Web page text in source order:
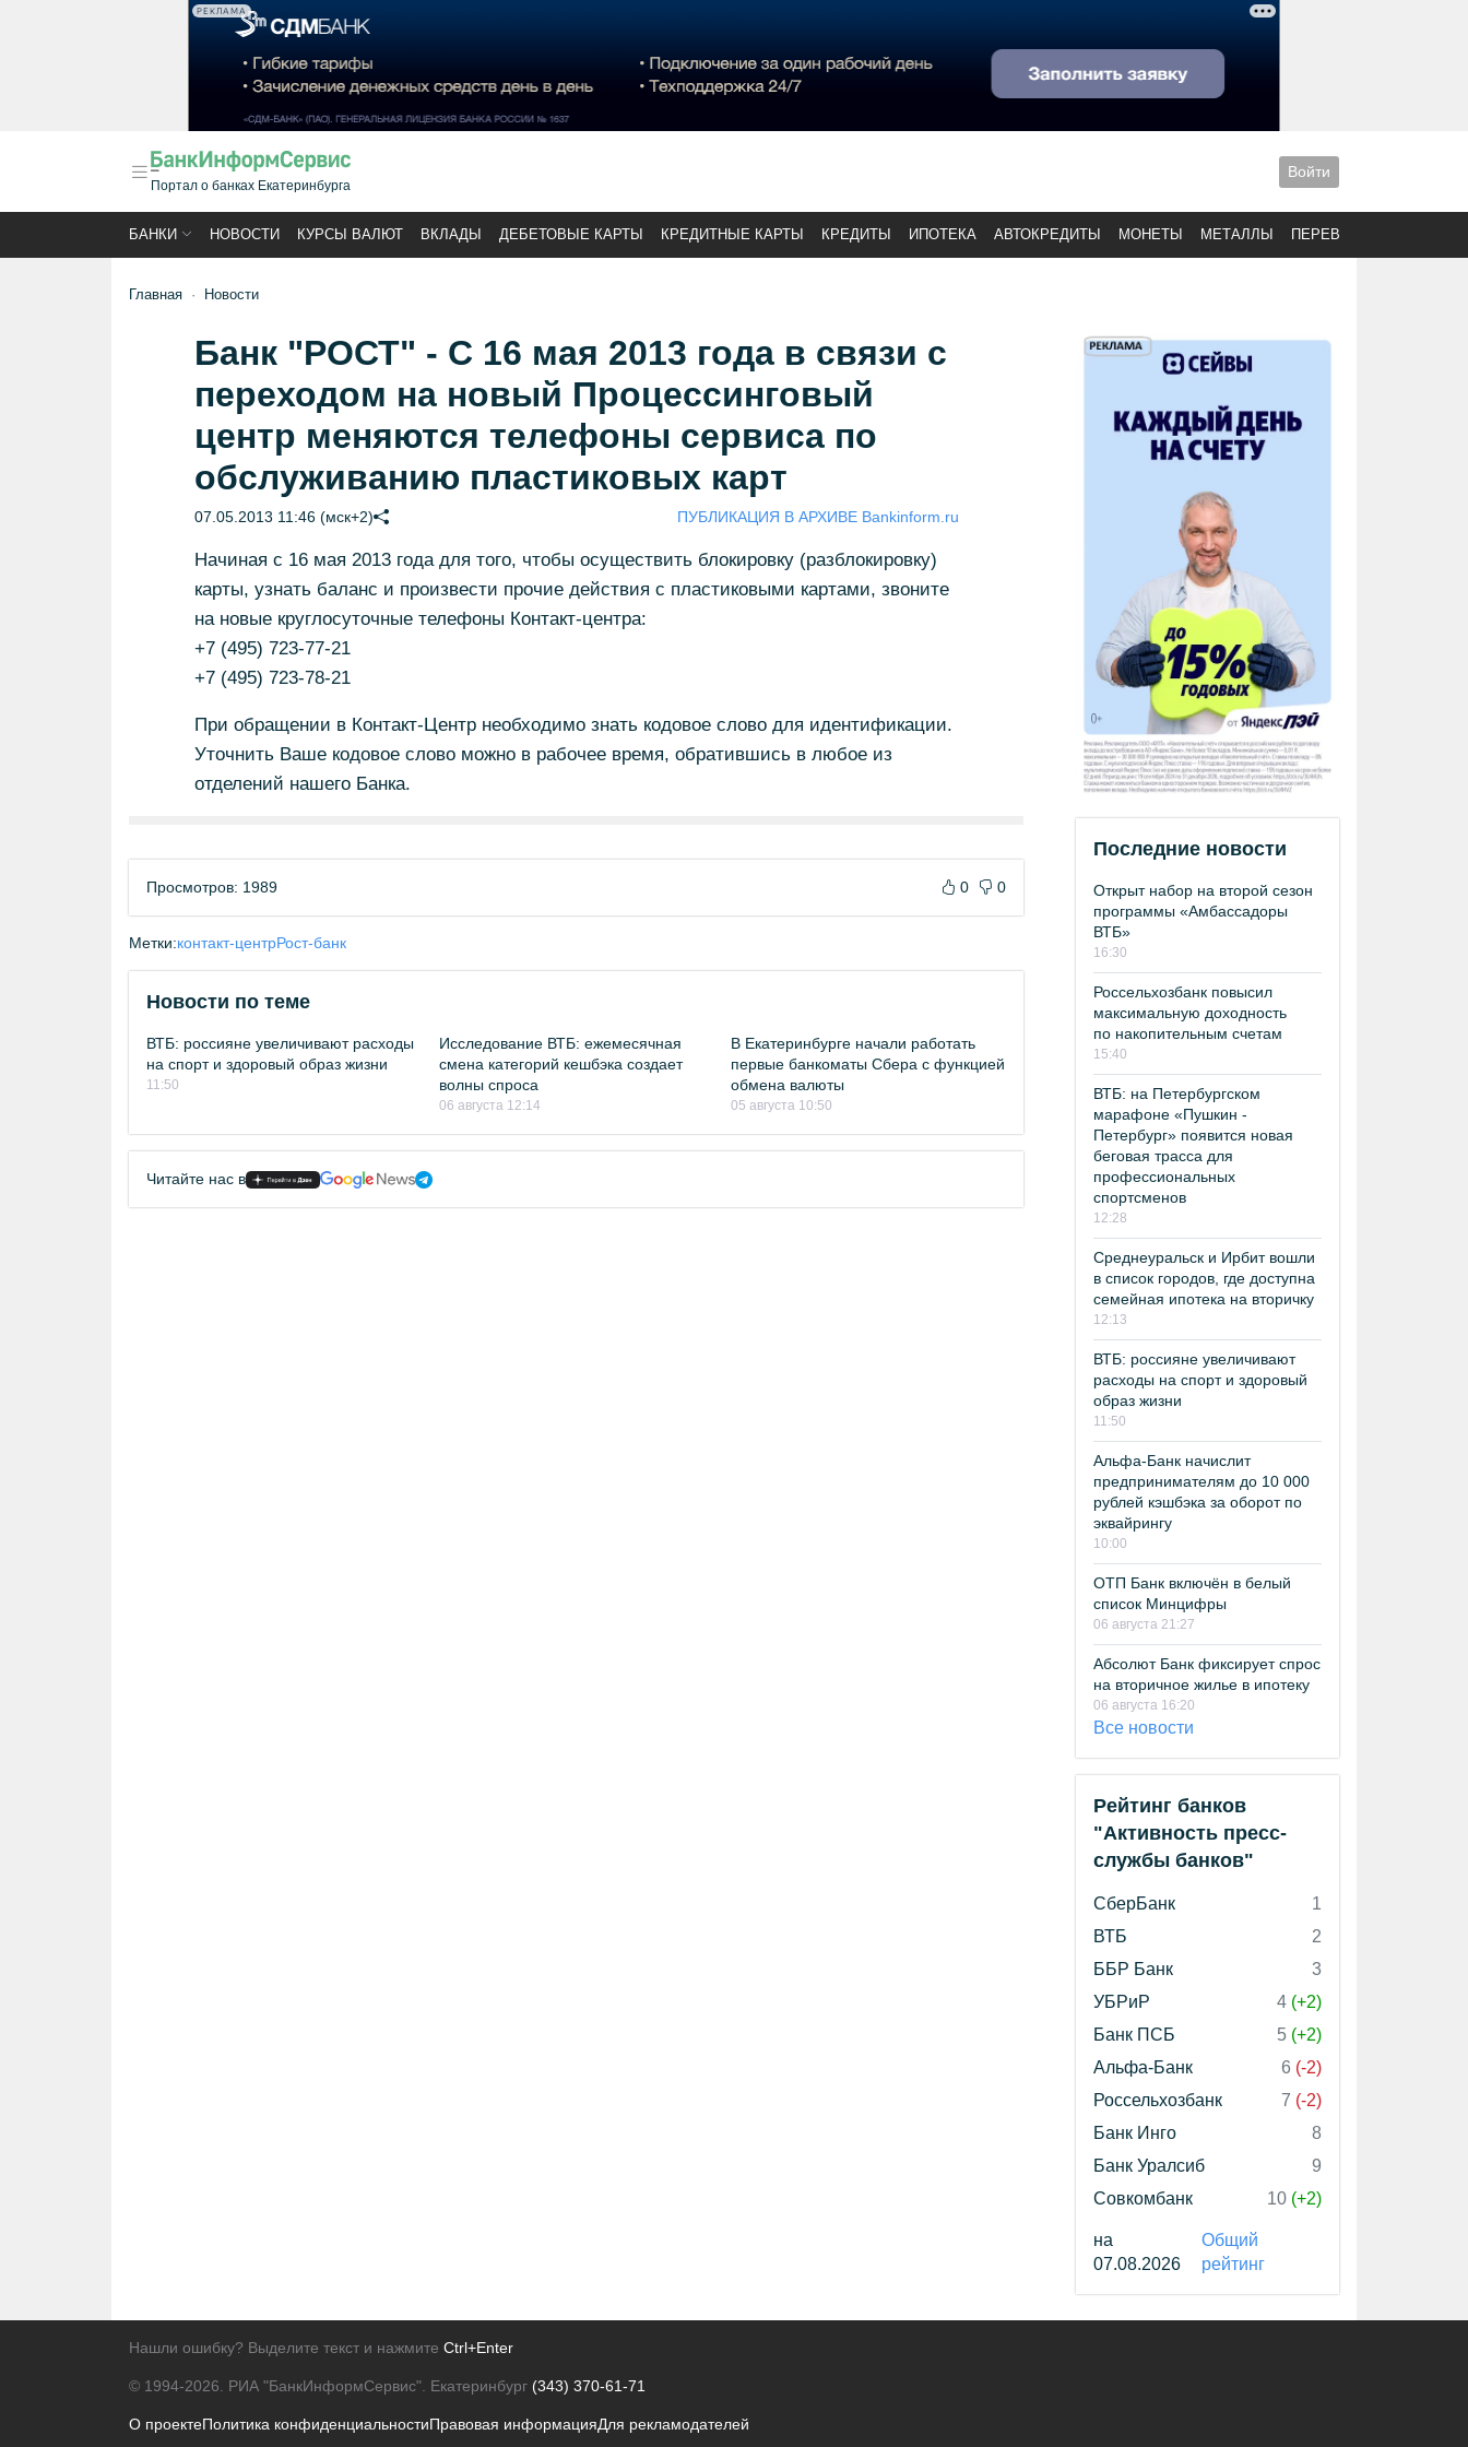
РЕКЛАМА
Портал о банках Екатеринбурга
Войти
БАНКИ НОВОСТИ КУРСЫ ВАЛЮТ ВКЛАДЫ ДЕБЕТОВЫЕ КАРТЫ КРЕДИТНЫЕ КАРТЫ КРЕДИТЫ ИПОТЕКА АВТОКРЕДИТЫ МОНЕТЫ МЕТАЛЛЫ ПЕРЕВОДЫ
Главная Новости
Банк "РОСТ" - С 16 мая 2013 года в связи с
переходом на новый Процессинговый
центр меняются телефоны сервиса по
обслуживанию пластиковых карт
07.05.2013 11:46 (мск+2) ПУБЛИКАЦИЯ В АРХИВЕ Bankinform.ru
Начиная с 16 мая 2013 года для того, чтобы осуществить блокировку (разблокировку)
карты, узнать баланс и произвести прочие действия с пластиковыми картами, звоните
на новые круглосуточные телефоны Контакт-центра:
+7 (495) 723-77-21
+7 (495) 723-78-21
При обращении в Контакт-Центр необходимо знать кодовое слово для идентификации.
Уточнить Ваше кодовое слово можно в рабочее время, обратившись в любое из
отделений нашего Банка.
Просмотров: 1989 0 0
Метки:контакт-центрРост-банк
Новости по теме
ВТБ: россияне увеличивают расходы
на спорт и здоровый образ жизни
11:50
Исследование ВТБ: ежемесячная
смена категорий кешбэка создает
волны спроса
06 августа 12:14
В Екатеринбурге начали работать
первые банкоматы Сбера с функцией
обмена валюты
05 августа 10:50
Читайте нас в
Последние новости
Открыт набор на второй сезон
программы «Амбассадоры
ВТБ»
16:30
Россельхозбанк повысил
максимальную доходность
по накопительным счетам
15:40
ВТБ: на Петербургском
марафоне «Пушкин -
Петербург» появится новая
беговая трасса для
профессиональных
спортсменов
12:28
Среднеуральск и Ирбит вошли
в список городов, где доступна
семейная ипотека на вторичку
12:13
ВТБ: россияне увеличивают
расходы на спорт и здоровый
образ жизни
11:50
Альфа-Банк начислит
предпринимателям до 10 000
рублей кэшбэка за оборот по
эквайрингу
10:00
ОТП Банк включён в белый
список Минцифры
06 августа 21:27
Абсолют Банк фиксирует спрос
на вторичное жилье в ипотеку
06 августа 16:20
Все новости
Рейтинг банков
"Активность пресс-
службы банков"
СберБанк
1
ВТБ
2
ББР Банк
3
УБРиР
4 (+2)
Банк ПСБ
5 (+2)
Альфа-Банк
6 (-2)
Россельхозбанк
7 (-2)
Банк Инго
8
Банк Уралсиб
9
Совкомбанк
10 (+2)
на
07.08.2026
Общий
рейтинг
Нашли ошибку? Выделите текст и нажмите Ctrl+Enter
© 1994-2026. РИА "БанкИнформСервис". Екатеринбург (343) 370-61-71
О проектеПолитика конфиденциальностиПравовая информацияДля рекламодателей